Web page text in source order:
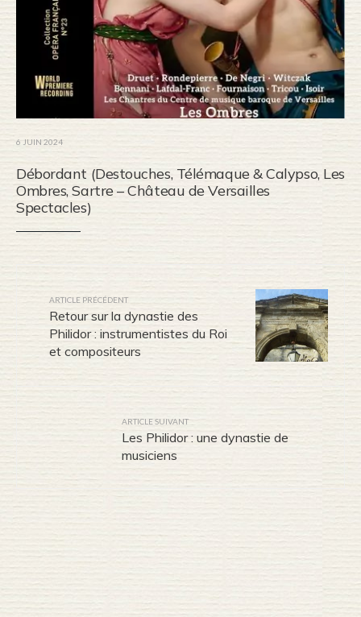
6 JUIN 2024
Débordant (Destouches, Télémaque & Calypso, Les
Ombres, Sartre – Château de Versailles
Spectacles)
ARTICLE PRÉCÉDENT
Retour sur la dynastie des
Philidor : instrumentistes du Roi
et compositeurs
ARTICLE SUIVANT
Les Philidor : une dynastie de
musiciens